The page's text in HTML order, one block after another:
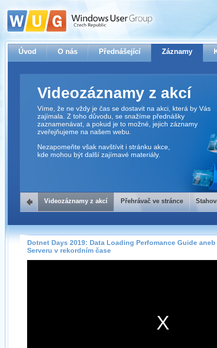
Úvod O nás Přednášející Záznamy
Videozáznamy z akcí
Víme, že ne vždy je čas se dostavit na akci, která by Vás
zajímala. Z toho důvodu, se snažíme přednášky
zaznamenávat, a pokud je to možné, jejich záznamy
zveřejňujeme na našem webu.
Nezapomeňte však navštívit i stránku akce,
kde mohou být další zajímavé materiály.
Přehrávač ve stránce
Záznamy na našem webu můžete pohodlně sledovat
přímo na stránce s využitím našehoHTML 5nebo
Silverlightpřehrávače.
Stahování záznamů
Videozáznamy z akcí Přehrávač ve stránce
Dotnet Days 2019: Data Loading Perfomance Guide
Serveru v rekordním čase